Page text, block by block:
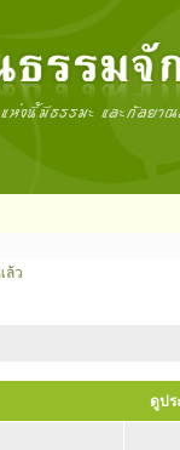
ล้ว
ดูปร